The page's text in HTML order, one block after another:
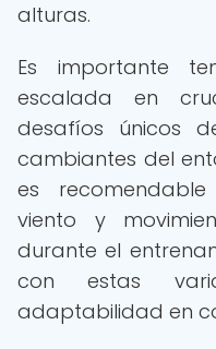
alturas.
Es importante
escalada en
desafíos únicos
cambiantes del
es
viento y
durante el
con estas
adaptabilidad en